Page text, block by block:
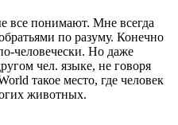
все понимают. Мне всегда
по разуму. Конечно
человечески. Но даже
чел. языке, не говоря
такое место, где человек
животных.